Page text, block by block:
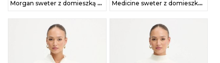
Morgan sweter z domieszką wełny MPAUL damski kolor turkusowy MPAUL Medicine sweter z domieszką wełny damski kolor beżowy